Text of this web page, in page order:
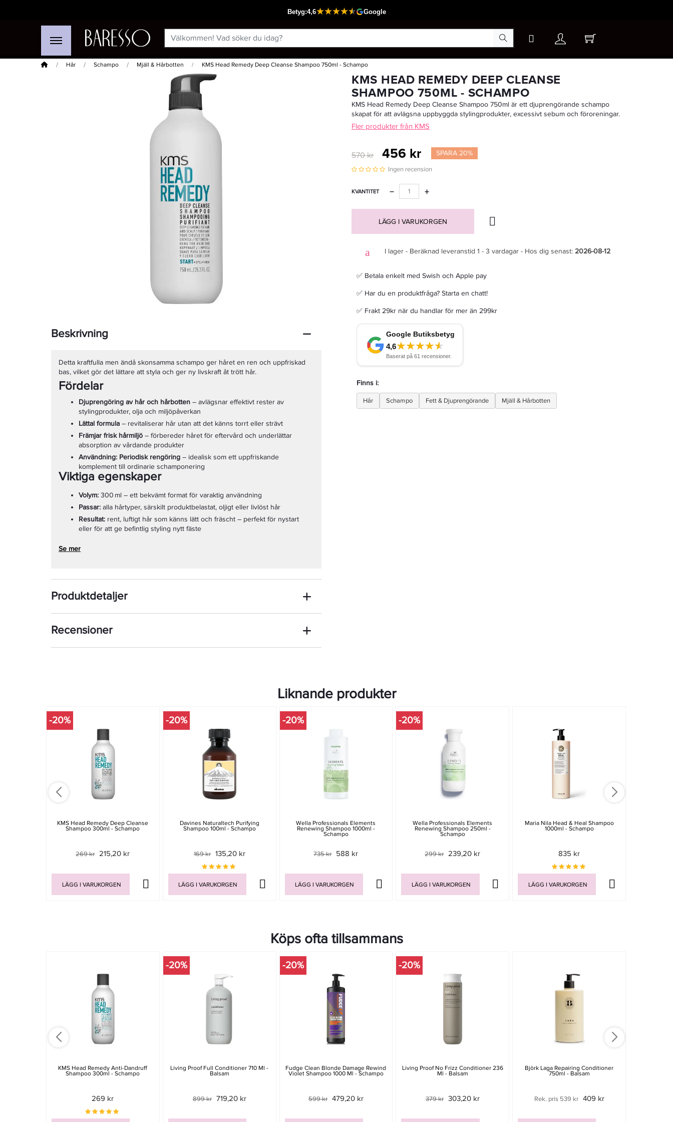
Hem Hår Schampo Mjäll & Hårbotten KMS Head Remedy Deep Cleanse Shampoo 750ml - Schampo
Passar din varukorg
239,20 kr
Beskrivning
Detta kraftfulla men ändå skonsamma schampo ger håret en ren och uppfriskad
bas, vilket gör det lättare att styla och ger ny livskraft åt trött hår.
Fördelar
Djuprengöring av hår och hårbotten – avlägsnar effektivt rester av
stylingprodukter, olja och miljöpåverkan
Lättal formula – revitaliserar hår utan att det känns torrt eller strävt
Främjar frisk hårmiljö – förbereder håret för eftervård och underlättar
absorption av vårdande produkter
Användning: Periodisk rengöring – idealisk som ett uppfriskande
komplement till ordinarie schamponering
Viktiga egenskaper
Volym: 300 ml – ett bekvämt format för varaktig användning
Passar: alla hårtyper, särskilt produktbelastat, oljigt eller livlöst hår
Resultat: rent, luftigt hår som känns lätt och fräscht – perfekt för nystart
eller för att ge befintlig styling nytt fäste
Se mer
Produktdetaljer
Recensioner
KMS HEAD REMEDY DEEP CLEANSE
SHAMPOO 750ML - SCHAMPO
KMS Head Remedy Deep Cleanse Shampoo 750ml är ett djuprengörande schampo
skapat för att avlägsna uppbyggda stylingprodukter, excessivt sebum och föroreningar.
Fler produkter från KMS
570 kr 456 kr SPARA 20%
Ingen recension
KVANTITET +
−
LÄGG I VARUKORGEN
I lager - Beräknad leveranstid 1 - 3 vardagar - Hos dig senast: 2026-08-12
✅ Betala enkelt med Swish och Apple pay
✅ Har du en produktfråga? Starta en chatt!
✅ Frakt 29kr när du handlar för mer än 299kr
Finns i:
Hår Schampo Fett & Djuprengörande Mjäll & Hårbotten
Liknande produkter
-20%
KMS Head Remedy Deep Cleanse
Shampoo 300ml - Schampo
269 kr 215,20 kr
LÄGG I VARUKORGEN
-20%
Davines Naturaltech Purifying
Shampoo 100ml - Schampo
169 kr 135,20 kr
LÄGG I VARUKORGEN
-20%
Wella Professionals Elements
Renewing Shampoo 1000ml -
Schampo
735 kr 588 kr
LÄGG I VARUKORGEN
-20%
Wella Professionals Elements
Renewing Shampoo 250ml -
Schampo
299 kr 239,20 kr
LÄGG I VARUKORGEN
Maria Nila Head & Heal Shampoo
1000ml - Schampo
835 kr
LÄGG I VARUKORGEN
Köps ofta tillsammans
KMS Head Remedy Anti-Dandruff
Shampoo 300ml - Schampo
269 kr
-20%
Living Proof Full Conditioner 710 Ml -
Balsam
899 kr 719,20 kr
-20%
Fudge Clean Blonde Damage Rewind
Violet Shampoo 1000 Ml - Schampo
599 kr 479,20 kr
-20%
Living Proof No Frizz Conditioner 236
Ml - Balsam
379 kr 303,20 kr
Björk Laga Repairing Conditioner
750ml - Balsam
Rek. pris 539 kr 409 kr